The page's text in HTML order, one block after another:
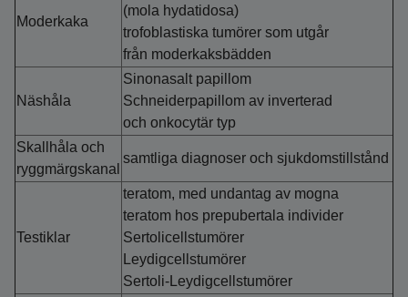
Moderkaka
(mola hydatidosa)
trofoblastiska tumörer som utgår
från moderkaksbädden
Näshåla
Sinonasalt papillom
Schneiderpapillom av inverterad
och onkocytär typ
Skallhåla och
ryggmärgskanal
samtliga diagnoser och sjukdomstillstånd
Testiklar
teratom, med undantag av mogna
teratom hos prepubertala individer
Sertolicellstumörer
Leydigcellstumörer
Sertoli-Leydigcellstumörer